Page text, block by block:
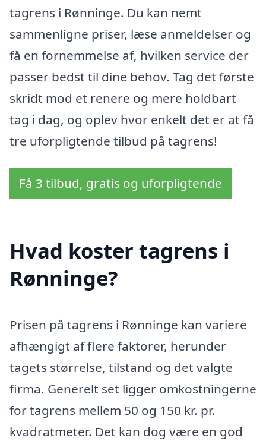
tagrens i Rønninge. Du kan nemt
sammenligne priser, læse anmeldelser og
få en fornemmelse af, hvilken service der
passer bedst til dine behov. Tag det første
skridt mod et renere og mere holdbart
tag i dag, og oplev hvor enkelt det er at få
tre uforpligtende tilbud på tagrens!
Få 3 tilbud, gratis og uforpligtende
Hvad koster tagrens i
Rønninge?
Prisen på tagrens i Rønninge kan variere
afhængigt af flere faktorer, herunder
tagets størrelse, tilstand og det valgte
firma. Generelt set ligger omkostningerne
for tagrens mellem 50 og 150 kr. pr.
kvadratmeter. Det kan dog være en god